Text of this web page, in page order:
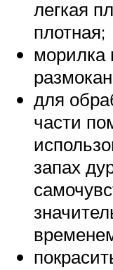
легкая
плотная;
морилка
для
части
запах